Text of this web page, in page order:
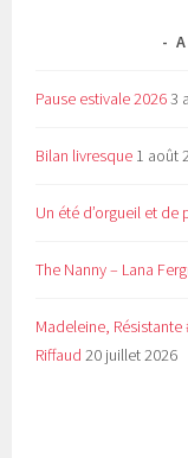
Pause estivale 20263
Bilan livresque 1 août
Un été d’orgueil et de
The Nanny – Lana
Madeleine, Résistante
Riffaud 20 juillet 2026